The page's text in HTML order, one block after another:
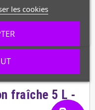
fraîche 5 L -
les cookies